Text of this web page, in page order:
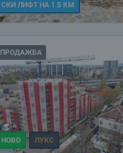
СКИ ЛИФТ НА 1.5 КМ
ПРОДАЖБА
НОВО ЛУКС